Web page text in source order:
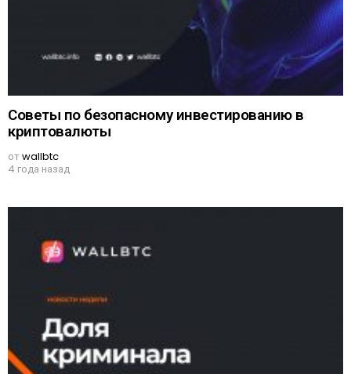
Советы по безопасному инвестированию в
криптовалюты
отwallbtc
4 года назад